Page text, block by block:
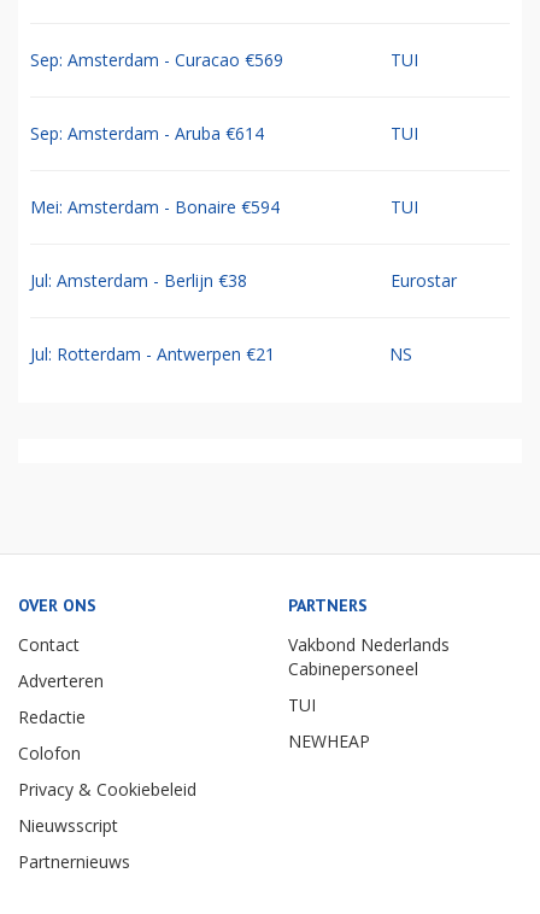
Sep: Amsterdam - Curacao €569 TUI
Sep: Amsterdam - Aruba €614 TUI
Mei: Amsterdam - Bonaire €594 TUI
Jul: Amsterdam - Berlijn €38 Eurostar
Jul: Rotterdam - Antwerpen €21 NS
OVER ONS
Contact
Adverteren
Redactie
Colofon
Privacy & Cookiebeleid
Nieuwsscript
Partnernieuws
PARTNERS
Vakbond Nederlands
Cabinepersoneel
TUI
NEWHEAP